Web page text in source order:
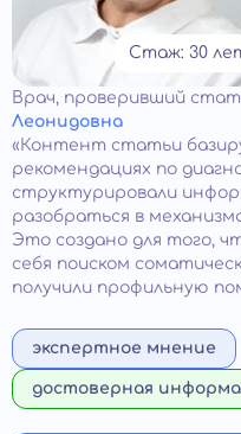
Стаж: 30
Врач, проверивший
Леонидовна
«Контент статьи
рекомендациях по
структурировали
разобраться в
Это создано для того,
себя поиском
получили профильную
экспертное мнение
достоверная